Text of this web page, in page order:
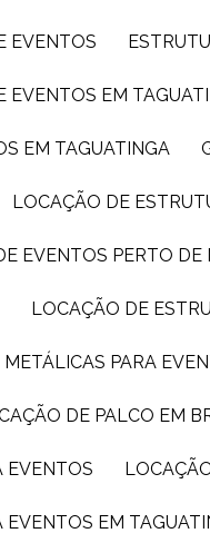
EVENTOS
EVENTOS EM
EM TAGUATINGA
LOCAÇÃO DE
EVENTOS PERTO DE
LOCAÇÃO DE
METÁLICAS PARA
DE PALCO EM
EVENTOS
EVENTOS EM